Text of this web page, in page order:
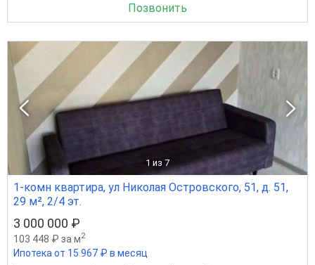
Позвонить
1 из 7
1-комн квартира, ул Николая Островского, 51, д. 51,
29 м², 2/4 эт.
3 000 000 ₽
103 448 ₽ за м2
Ипотека от 15 967 ₽ в месяц